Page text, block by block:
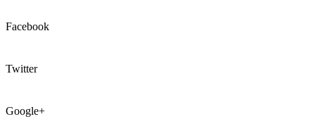
Facebook
Twitter
Google+